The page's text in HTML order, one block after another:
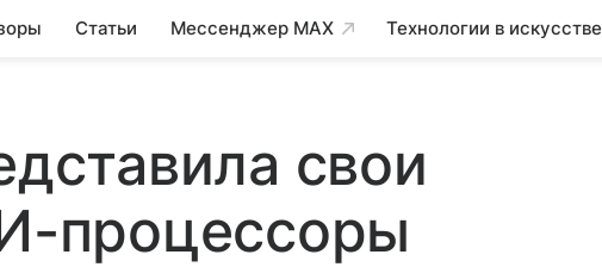
Статьи Мессенджер MAX Технологии в искусстве
свои
процессоры